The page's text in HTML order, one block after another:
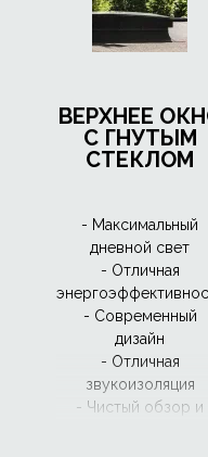
ВЕРХНЕЕ
С ГНУТЫМ
СТЕКЛОМ
- Максимальный
дневной свет
- Отличная
- Современный
дизайн
- Отличная
звукоизоляция
- Чистый обзор и